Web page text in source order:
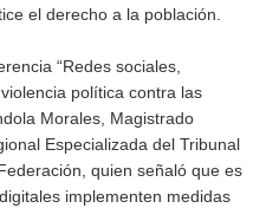
el derecho a la población.
“Redes sociales,
política contra las
Morales, Magistrado
Especializada del Tribunal
quien señaló que es
implementen medidas